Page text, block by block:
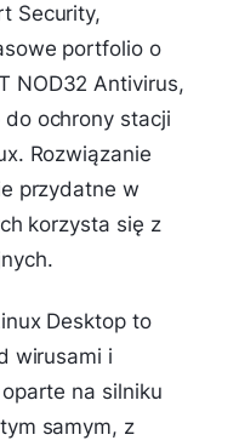
Security,
portfolio o
NOD32 Antivirus,
ochrony stacji
Rozwiązanie
przydatne w
korzysta się z
Desktop to
wirusami i
na silniku
samym, z